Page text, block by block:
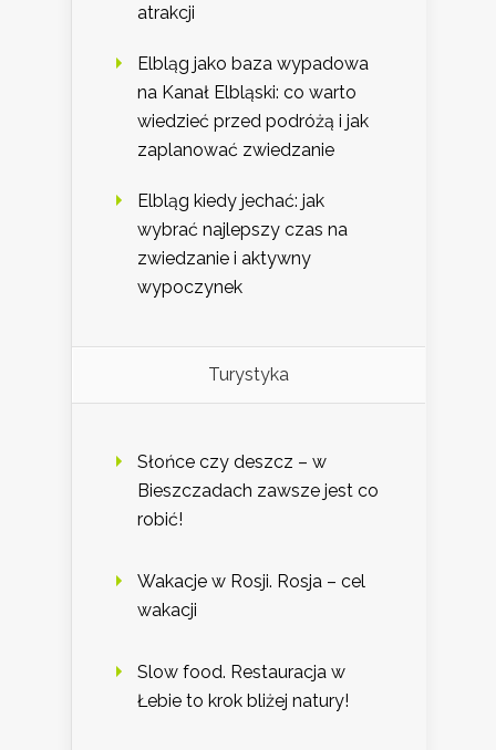
atrakcji
Elbląg jako baza wypadowa
na Kanał Elbląski: co warto
wiedzieć przed podróżą i jak
zaplanować zwiedzanie
Elbląg kiedy jechać: jak
wybrać najlepszy czas na
zwiedzanie i aktywny
wypoczynek
Turystyka
Słońce czy deszcz – w
Bieszczadach zawsze jest co
robić!
Wakacje w Rosji. Rosja – cel
wakacji
Slow food. Restauracja w
Łebie to krok bliżej natury!